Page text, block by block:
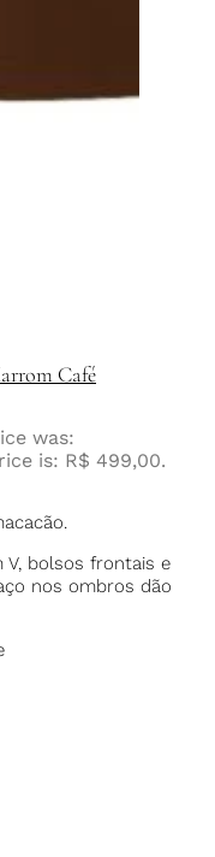
Café
was:
is: R$ 499,00.
V, bolsos frontais e
nos ombros dão